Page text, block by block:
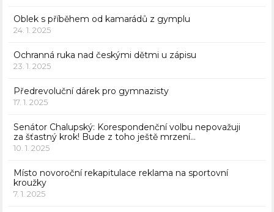
Oblek s příběhem od kamarádů z gymplu
24. 1. 2025
Ochranná ruka nad českými dětmi u zápisu
23. 1. 2025
Předrevoluční dárek pro gymnazisty
17. 1. 2025
Senátor Chalupský: Korespondenční volbu nepovažuji
za šťastný krok! Bude z toho ještě mrzení…
10. 1. 2025
Místo novoroční rekapitulace reklama na sportovní
kroužky
7. 1. 2025